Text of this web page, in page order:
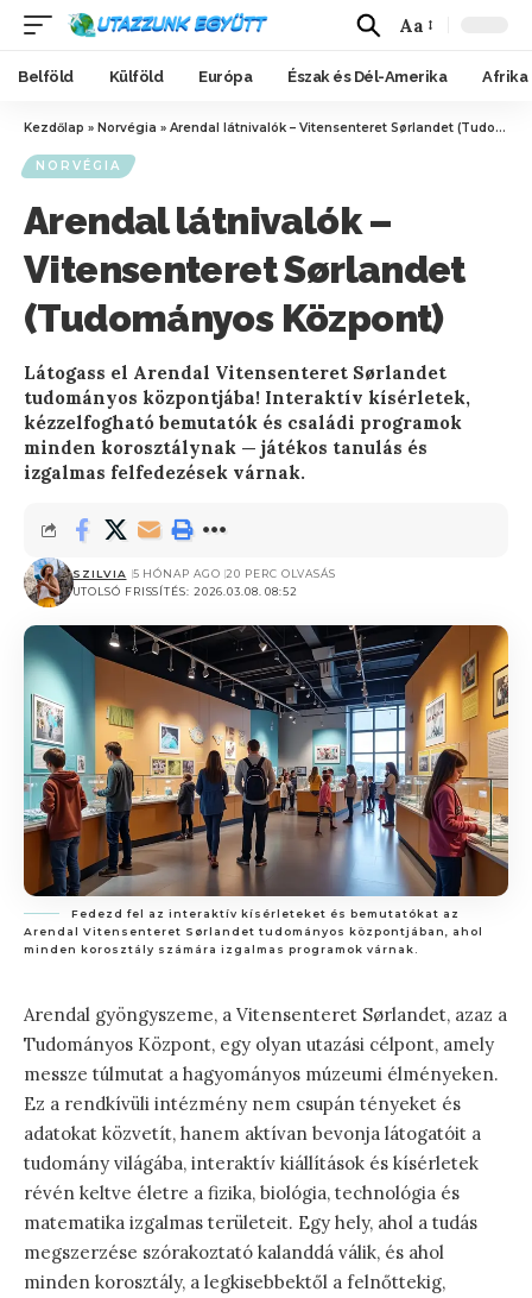
Aa
Belföld Külföld Európa Észak és Dél-Amerika Afrika
Kezdőlap » Norvégia » Arendal látnivalók – Vitensenteret Sørlandet (Tudományos Központ)
NORVÉGIA
Arendal látnivalók –
Vitensenteret Sørlandet
(Tudományos Központ)
Látogass el Arendal Vitensenteret Sørlandet
tudományos központjába! Interaktív kísérletek,
kézzelfogható bemutatók és családi programok
minden korosztálynak — játékos tanulás és
izgalmas felfedezések várnak.
UTOLSÓ FRISSÍTÉS: 2026.03.08. 08:52
SZILVIA 5 HÓNAP AGO 20 PERC OLVASÁS
Fedezd fel az interaktív kísérleteket és bemutatókat az
Arendal Vitensenteret Sørlandet tudományos központjában, ahol
minden korosztály számára izgalmas programok várnak.
Arendal gyöngyszeme, a Vitensenteret Sørlandet, azaz a
Tudományos Központ, egy olyan utazási célpont, amely
messze túlmutat a hagyományos múzeumi élményeken.
Ez a rendkívüli intézmény nem csupán tényeket és
adatokat közvetít, hanem aktívan bevonja látogatóit a
tudomány világába, interaktív kiállítások és kísérletek
révén keltve életre a fizika, biológia, technológia és
matematika izgalmas területeit. Egy hely, ahol a tudás
megszerzése szórakoztató kalanddá válik, és ahol
minden korosztály, a legkisebbektől a felnőttekig,